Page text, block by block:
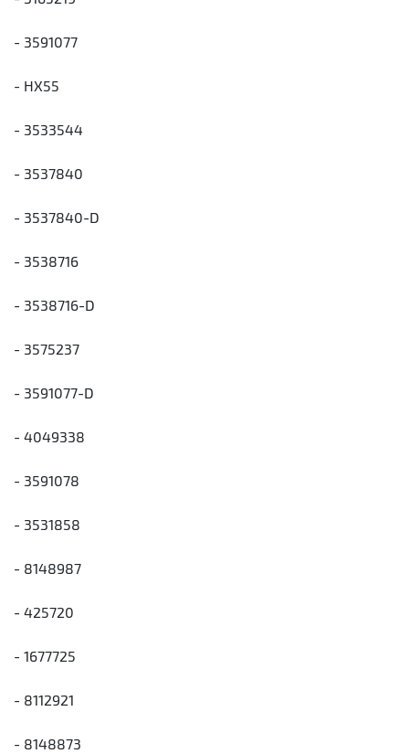
- 3591077
- HX55
- 3533544
- 3537840
- 3537840-D
- 3538716
- 3538716-D
- 3575237
- 3591077-D
- 4049338
- 3591078
- 3531858
- 8148987
- 425720
- 1677725
- 8112921
- 8148873